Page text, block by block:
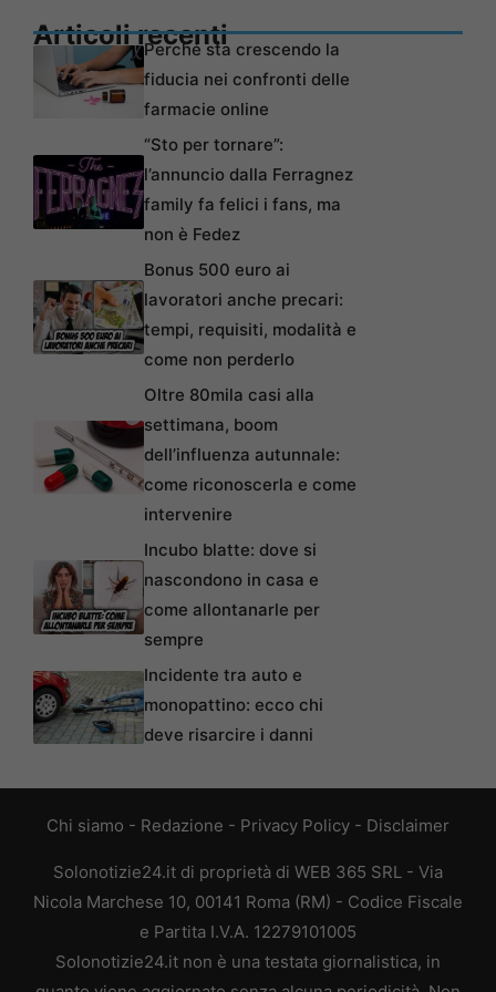
Articoli recentiPerché sta crescendo la
fiducia nei confronti delle
farmacie online
“Sto per tornare”:
l’annuncio dalla Ferragnez
family fa felici i fans, ma
non è Fedez
Bonus 500 euro ai
lavoratori anche precari:
tempi, requisiti, modalità e
come non perderlo
Oltre 80mila casi alla
settimana, boom
dell’influenza autunnale:
come riconoscerla e come
intervenire
Incubo blatte: dove si
nascondono in casa e
come allontanarle per
sempre
Incidente tra auto e
monopattino: ecco chi
deve risarcire i danni
Chi siamo - Redazione - Privacy Policy - Disclaimer
Solonotizie24.it di proprietà di WEB 365 SRL - Via
Nicola Marchese 10, 00141 Roma (RM) - Codice Fiscale
e Partita I.V.A. 12279101005
Solonotizie24.it non è una testata giornalistica, in